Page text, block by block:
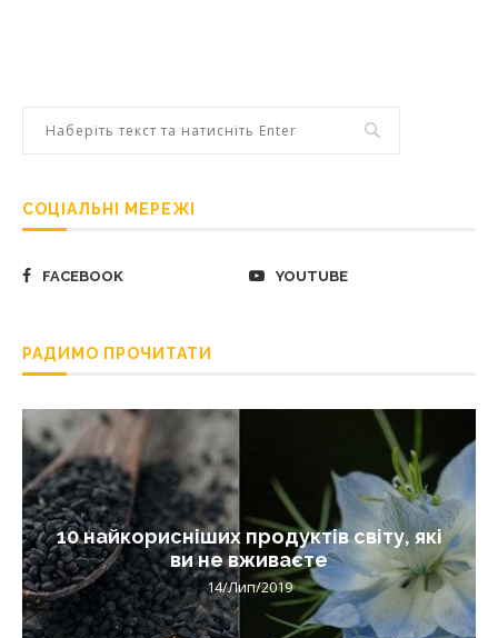
СОЦІАЛЬНІ МЕРЕЖІ
FACEBOOK YOUTUBE
РАДИМО ПРОЧИТАТИ
10 найкорисніших продуктів світу, які
ви не вживаєте
14/Лип/2019